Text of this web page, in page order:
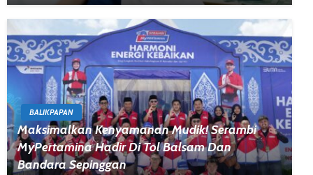
BALIKPAPAN
Maksimalkan Kenyamanan Mudik! Serambi
MyPertamina Hadir Di Tol Balsam Dan
Bandara Sepinggan